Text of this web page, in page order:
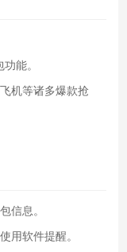
能。
机等诸多爆款抢
信息。
软件提醒。